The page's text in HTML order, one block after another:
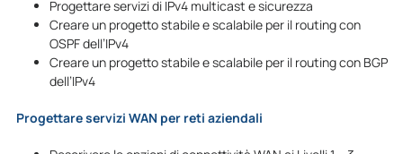
Progettare servizi di IPv4 multicast e sicurezza
Creare un progetto stabile e scalabile per il routing con
OSPF dell’IPv4
Creare un progetto stabile e scalabile per il routing con BGP
dell’IPv4
Progettare servizi WAN per reti aziendali